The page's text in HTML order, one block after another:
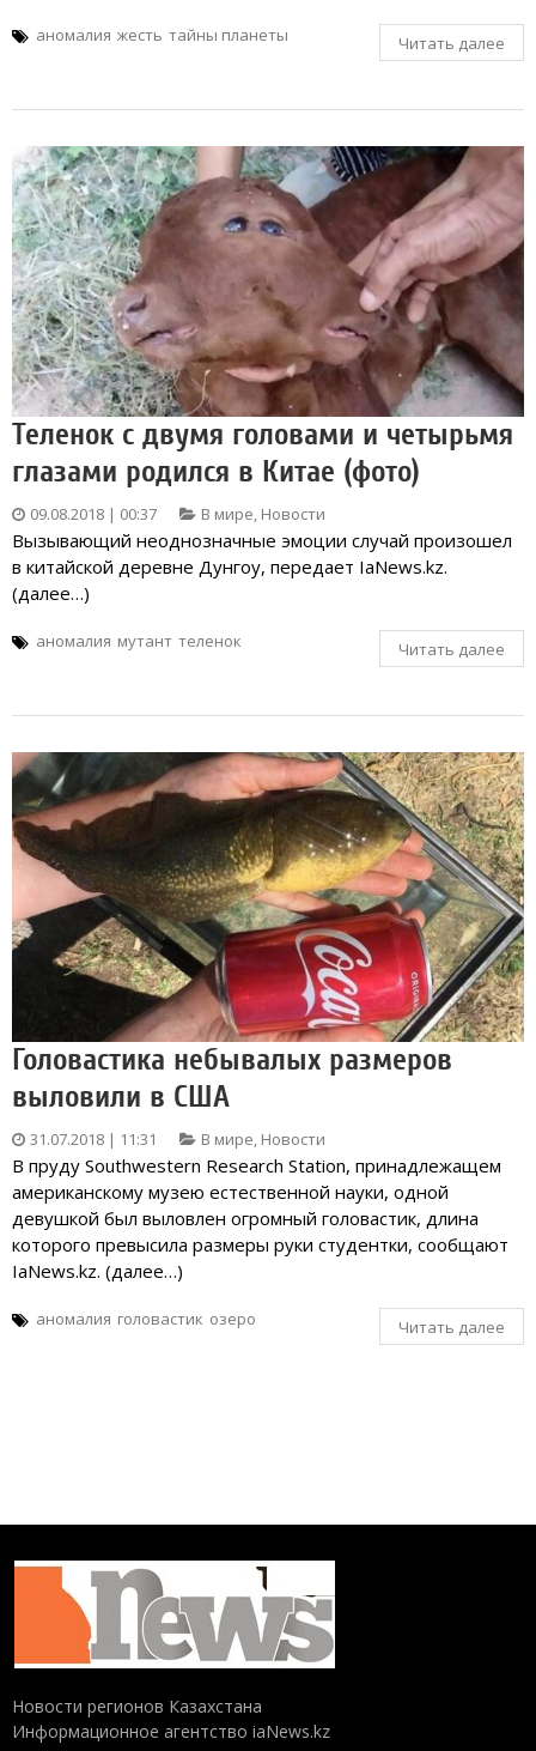
аномалия жесть тайны планеты Читать далее
Теленок с двумя головами и четырьмя
глазами родился в Китае (фото)
09.08.2018 | 00:37 В мире, Новости
Вызывающий неоднозначные эмоции случай произошел
в китайской деревне Дунгоу, передает IaNews.kz.
(далее…)
аномалия мутант теленок Читать далее
Головастика небывалых размеров
выловили в США
31.07.2018 | 11:31 В мире, Новости
В пруду Southwestern Research Station, принадлежащем
американскому музею естественной науки, одной
девушкой был выловлен огромный головастик, длина
которого превысила размеры руки студентки, сообщают
IaNews.kz. (далее…)
аномалия головастик озеро Читать далее
Новости регионов Казахстана
Информационное агентство iaNews.kz